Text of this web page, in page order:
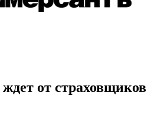
от страховщиков